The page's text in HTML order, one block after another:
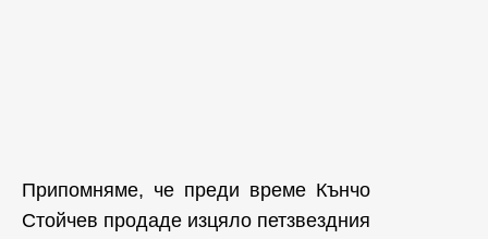
Припомняме, че преди време Кънчо
Стойчев продаде изцяло петзвездния